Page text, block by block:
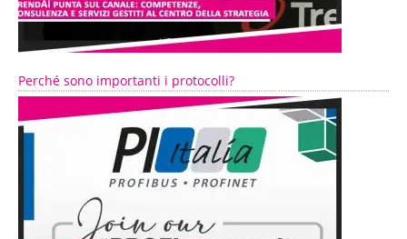
Perché sono importanti i protocolli?